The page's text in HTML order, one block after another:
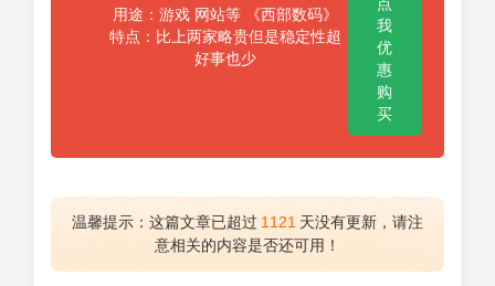
用途：游戏 网站等 《西部数码》
特点：比上两家略贵但是稳定性超
好事也少
点
我
优
惠
购
买
温馨提示：这篇文章已超过 1121 天没有更新，请注
意相关的内容是否还可用！